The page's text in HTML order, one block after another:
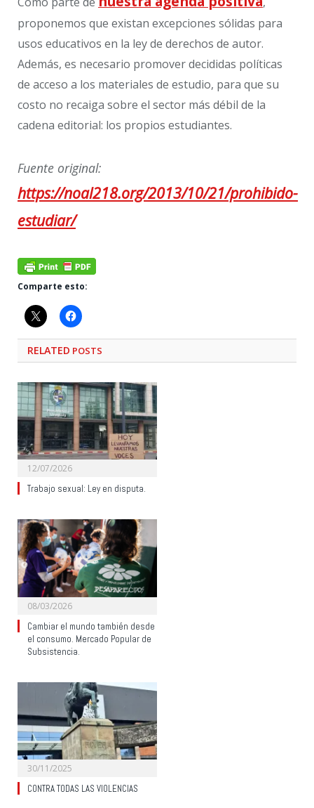
proponemos que existan excepciones sólidas para
usos educativos en la ley de derechos de autor.
Además, es necesario promover decididas políticas
de acceso a los materiales de estudio, para que su
costo no recaiga sobre el sector más débil de la
cadena editorial: los propios estudiantes.
Fuente original:
https://noal218.org/2013/10/21/prohibido-
estudiar/
Comparte esto:
RELATED POSTS
12/07/2026
Trabajo sexual: Ley en disputa.
08/03/2026
Cambiar el mundo también desde
el consumo. Mercado Popular de
Subsistencia.
30/11/2025
CONTRA TODAS LAS VIOLENCIAS